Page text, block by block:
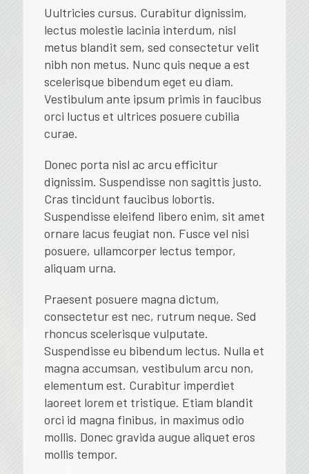
Uultricies cursus. Curabitur dignissim,
lectus molestie lacinia interdum, nisl
metus blandit sem, sed consectetur velit
nibh non metus. Nunc quis neque a est
scelerisque bibendum eget eu diam.
Vestibulum ante ipsum primis in faucibus
orci luctus et ultrices posuere cubilia
curae.
Donec porta nisl ac arcu efficitur
dignissim. Suspendisse non sagittis justo.
Cras tincidunt faucibus lobortis.
Suspendisse eleifend libero enim, sit amet
ornare lacus feugiat non. Fusce vel nisi
posuere, ullamcorper lectus tempor,
aliquam urna.
Praesent posuere magna dictum,
consectetur est nec, rutrum neque. Sed
rhoncus scelerisque vulputate.
Suspendisse eu bibendum lectus. Nulla et
magna accumsan, vestibulum arcu non,
elementum est. Curabitur imperdiet
laoreet lorem et tristique. Etiam blandit
orci id magna finibus, in maximus odio
mollis. Donec gravida augue aliquet eros
mollis tempor.